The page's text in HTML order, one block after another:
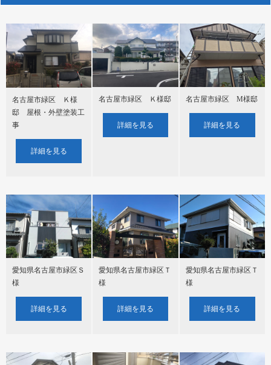
名古屋市緑区 Ｋ様
邸 屋根・外壁塗装工
事
詳細を見る
名古屋市緑区 Ｋ様邸
詳細を見る
名古屋市緑区 M様邸
詳細を見る
愛知県名古屋市緑区Ｓ
様
詳細を見る
愛知県名古屋市緑区Ｔ
様
詳細を見る
愛知県名古屋市緑区Ｔ
様
詳細を見る